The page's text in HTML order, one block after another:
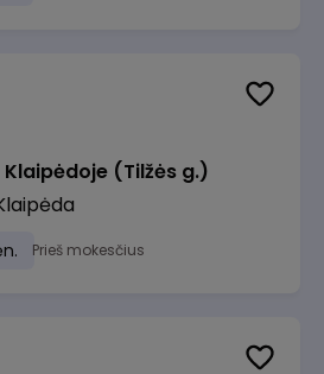
(Tilžės g.)
Prieš mokesčius